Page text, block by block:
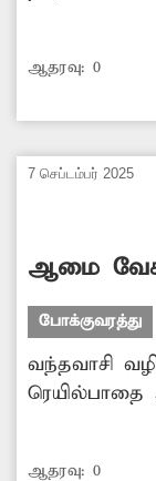
லட்சத்தில்
புதிதாக
இதனால்
வாகனங்கள்
அதிகாரிகள்
அருகே
ஆதரவு: 0
7 செப்டம்பர் 2025
ஆமை
பாதை பணி
போக்குவரத்து
வந்தவாசி
வருகிறது.
ஆதரவு: 0